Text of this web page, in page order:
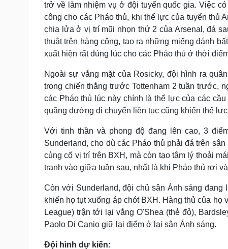
trở về làm nhiệm vụ ở đội tuyển quốc gia. Việc
công cho các Pháo thủ, khi thể lực của tuyển thủ
chia lửa ở vị trí mũi nhọn thứ 2 của Arsenal, đá
thuật trên hàng công, tạo ra những miếng đánh
xuất hiện rất đúng lúc cho các Pháo thủ ở thời
Ngoài sự vắng mặt của Rosicky, đội hình ra
trong chiến thắng trước Tottenham 2 tuần trước,
các Pháo thủ lúc này chính là thể lực của các
quãng đường di chuyển liên tục cũng khiến thể
Với tinh thần và phong độ đang lên cao, 3
Sunderland, cho dù các Pháo thủ phải đá trên
củng cố vị trí trên BXH, mà còn tạo tâm lý thoải
tranh vào giữa tuần sau, nhất là khi Pháo thủ rơi
Còn với Sunderland, đội chủ sân Ánh sáng
khiến họ tụt xuống áp chót BXH. Hàng thủ của
League) trận tới lại vắng O'Shea (thẻ đỏ),
Paolo Di Canio giữ lại điểm ở lại sân Ánh sáng.
Đội hình dự kiến: